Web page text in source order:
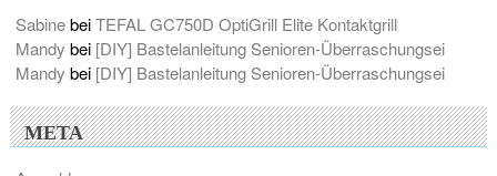
SabinebeiTEFAL GC750D OptiGrill Elite Kontaktgrill
Mandy bei [DIY] Bastelanleitung Senioren-Überraschungsei
Mandy bei [DIY] Bastelanleitung Senioren-Überraschungsei
META